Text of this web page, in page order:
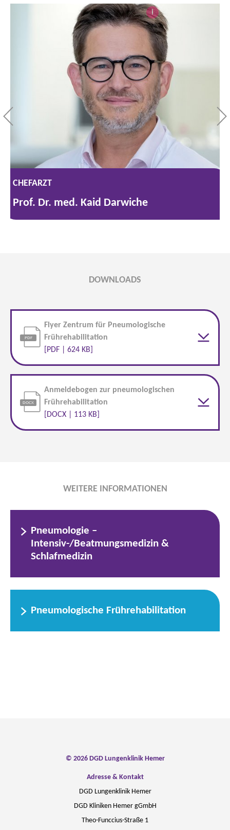
i
CHEFARZT
Prof. Dr. med. Kaid Darwiche
DOWNLOADS
Flyer Zentrum für Pneumologische
Frührehabilitation
[PDF | 624 KB]
Anmeldebogen zur pneumologischen
Frührehabilitation
[DOCX | 113 KB]
WEITERE INFORMATIONEN
Pneumologie –
Intensiv-/Beatmungsmedizin &
Schlafmedizin
Pneumologische Frührehabilitation
© 2026 DGD Lungenklinik Hemer
Adresse & Kontakt
DGD Lungenklinik Hemer
DGD Kliniken Hemer gGmbH
Theo-Funccius-Straße 1